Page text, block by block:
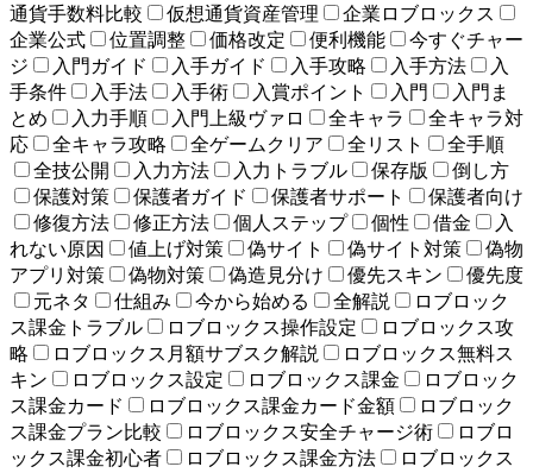
通貨手数料比較
仮想通貨資産管理
企業ロブロックス
企業公式
位置調整 価格改定 便利機能
今すぐチャー
ジ
入門ガイド 入手ガイド 入手攻略 入手方法
入
手条件
入手法 入手術 入賞ポイント 入門
入門ま
とめ
入力手順 入門上級ヴァロ 全キャラ
全キャラ対
応
全キャラ攻略 全ゲームクリア 全リスト
全手順
全技公開
入力方法 入力トラブル 保存版
倒し方
保護対策
保護者ガイド 保護者サポート
保護者向け
修復方法
修正方法 個人ステップ 個性 借金
入
れない原因
値上げ対策 偽サイト 偽サイト対策
偽物
アプリ対策
偽物対策 偽造見分け 優先スキン
優先度
元ネタ
仕組み 今から始める 全解説
ロブロック
ス課金トラブル
ロブロックス操作設定
ロブロックス攻
略
ロブロックス月額サブスク解説
ロブロックス無料ス
キン
ロブロックス設定 ロブロックス課金
ロブロック
ス課金カード
ロブロックス課金カード金額
ロブロック
ス課金プラン比較
ロブロックス安全チャージ術
ロブロ
ックス課金初心者
ロブロックス課金方法
ロブロックス